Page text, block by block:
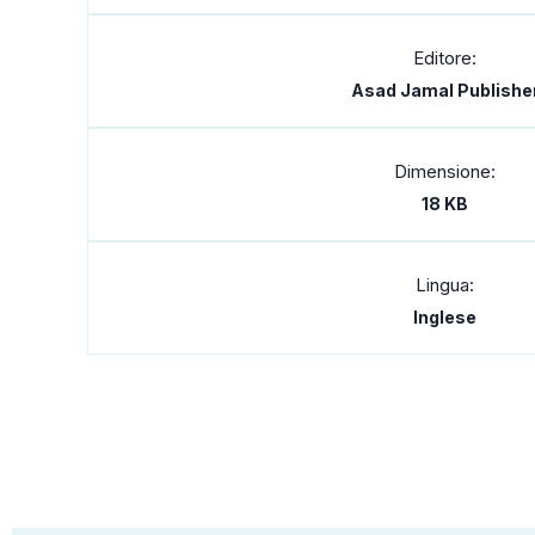
Editore:
Asad Jamal
Dimensione:
18 KB
Lingua:
Inglese